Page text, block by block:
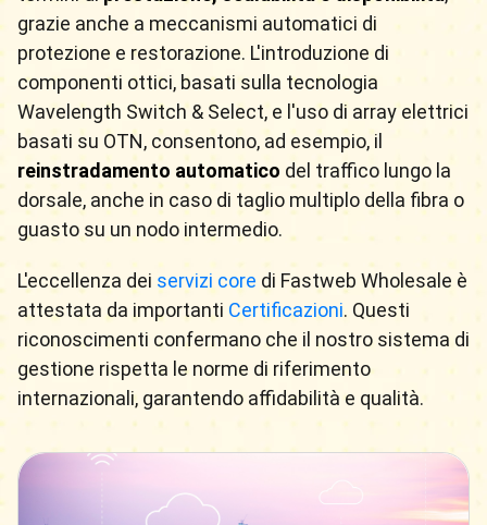
grazie anche a meccanismi automatici di
protezione e restorazione. L'introduzione di
componenti ottici, basati sulla tecnologia
Wavelength Switch & Select, e l'uso di array elettrici
basati su OTN, consentono, ad esempio, il
reinstradamento automatico del traffico lungo la
dorsale, anche in caso di taglio multiplo della fibra o
guasto su un nodo intermedio.
L'eccellenza dei servizi core di Fastweb Wholesale è
attestata da importanti Certificazioni. Questi
riconoscimenti confermano che il nostro sistema di
gestione rispetta le norme di riferimento
internazionali, garantendo affidabilità e qualità.